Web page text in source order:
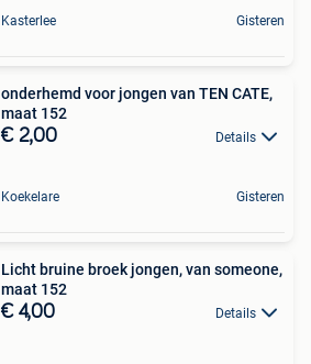
Kasterlee Gisteren
onderhemd voor jongen van TEN CATE,
maat 152
€ 2,00 Details
Koekelare Gisteren
Licht bruine broek jongen, van someone,
maat 152
€ 4,00 Details